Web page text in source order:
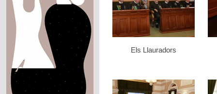
Els Llauradors